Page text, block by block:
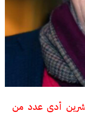
أدى عدد من